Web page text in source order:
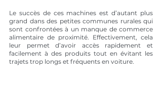
Le succès de ces machines est d’autant plus
grand dans des petites communes rurales qui
sont confrontées à un manque de commerce
alimentaire de proximité. Effectivement, cela
leur permet d’avoir accès rapidement et
facilement à des produits tout en évitant les
trajets trop longs et fréquents en voiture.